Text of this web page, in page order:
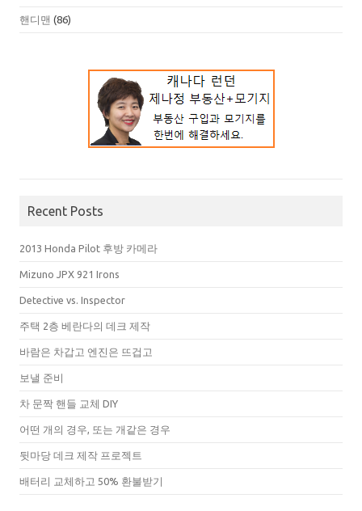
핸디맨 (86)
Recent Posts
2013 Honda Pilot 후방 카메라
Mizuno JPX 921 Irons
Detective vs. Inspector
주택 2층 베란다의 데크 제작
바람은 차갑고 엔진은 뜨겁고
보낼 준비
차 문짝 핸들 교체 DIY
어떤 개의 경우, 또는 개같은 경우
뒷마당 데크 제작 프로젝트
배터리 교체하고 50% 환불받기